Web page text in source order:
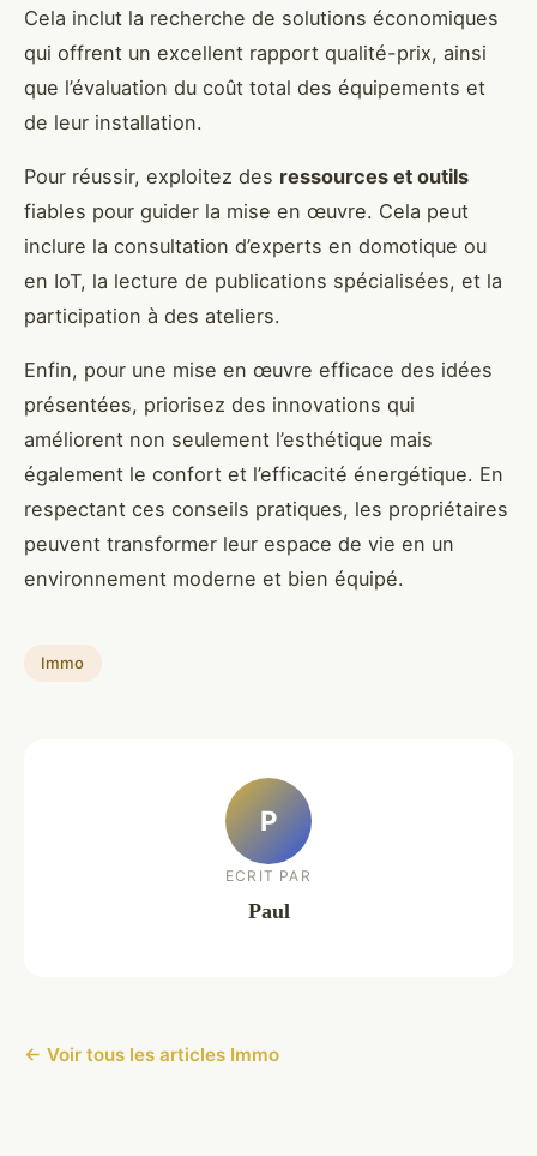
Cela inclut la recherche de solutions économiques
qui offrent un excellent rapport qualité-prix, ainsi
que l’évaluation du coût total des équipements et
de leur installation.
Pour réussir, exploitez des ressources et outils
fiables pour guider la mise en œuvre. Cela peut
inclure la consultation d’experts en domotique ou
en IoT, la lecture de publications spécialisées, et la
participation à des ateliers.
Enfin, pour une mise en œuvre efficace des idées
présentées, priorisez des innovations qui
améliorent non seulement l’esthétique mais
également le confort et l’efficacité énergétique. En
respectant ces conseils pratiques, les propriétaires
peuvent transformer leur espace de vie en un
environnement moderne et bien équipé.
Immo
P
ECRIT PAR
Paul
← Voir tous les articles Immo